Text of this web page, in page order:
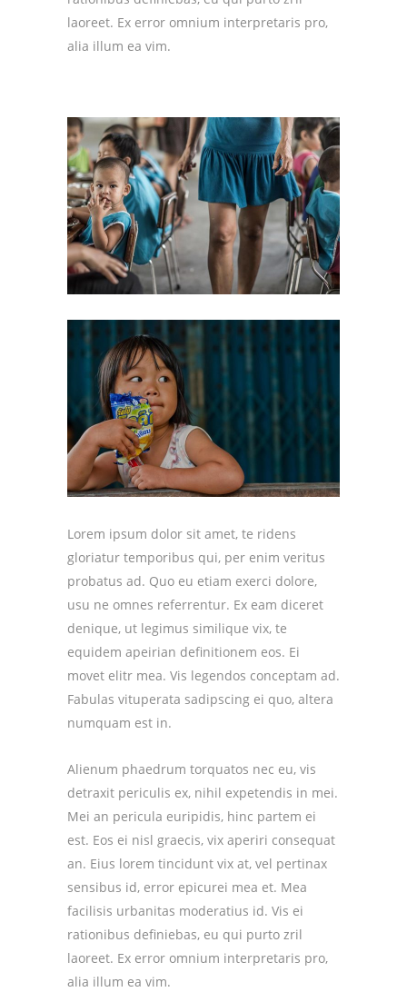
laoreet. Ex error omnium interpretaris pro,
alia illum ea vim.
Lorem ipsum dolor sit amet, te ridens
gloriatur temporibus qui, per enim veritus
probatus ad. Quo eu etiam exerci dolore,
usu ne omnes referrentur. Ex eam diceret
denique, ut legimus similique vix, te
equidem apeirian definitionem eos. Ei
movet elitr mea. Vis legendos conceptam ad.
Fabulas vituperata sadipscing ei quo, altera
numquam est in.
Alienum phaedrum torquatos nec eu, vis
detraxit periculis ex, nihil expetendis in mei.
Mei an pericula euripidis, hinc partem ei
est. Eos ei nisl graecis, vix aperiri consequat
an. Eius lorem tincidunt vix at, vel pertinax
sensibus id, error epicurei mea et. Mea
facilisis urbanitas moderatius id. Vis ei
rationibus definiebas, eu qui purto zril
laoreet. Ex error omnium interpretaris pro,
alia illum ea vim.